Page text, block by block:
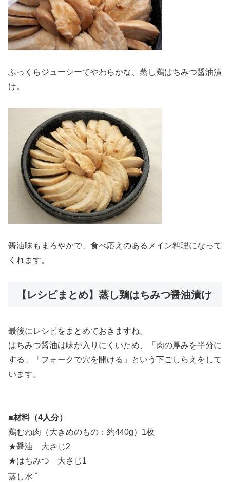
ふっくらジューシーでやわらかな、蒸し鶏はちみつ醤油漬
け。
醤油味もまろやかで、食べ応えのあるメイン料理になって
くれます。
【レシピまとめ】蒸し鶏はちみつ醤油漬け
最後にレシピをまとめておきますね。
はちみつ醤油は味が入りにくいため、「肉の厚みを半分に
する」「フォークで穴を開ける」という下ごしらえをして
います。
■材料（4人分）
鶏むね肉（大きめのもの：約440g）1枚
★醤油 大さじ2
★はちみつ 大さじ1
蒸し水 ＊